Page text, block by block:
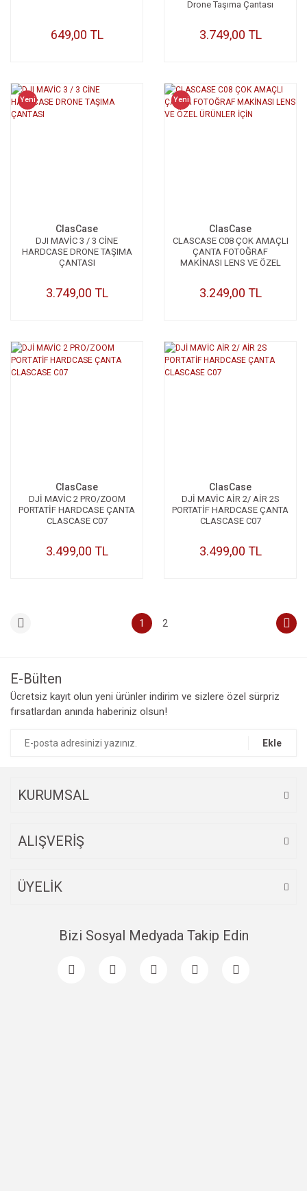
649,00 TL
Drone Taşıma Çantası
3.749,00 TL
Yeni
ClasCase
DJI MAVİC 3 / 3 CİNE
HARDCASE DRONE TAŞIMA
ÇANTASI
3.749,00 TL
Yeni
ClasCase
CLASCASE C08 ÇOK AMAÇLI
ÇANTA FOTOĞRAF
MAKİNASI LENS VE ÖZEL
3.249,00 TL
ClasCase
DJİ MAVİC 2 PRO/ZOOM
PORTATİF HARDCASE ÇANTA
CLASCASE C07
3.499,00 TL
ClasCase
DJİ MAVİC AİR 2/ AİR 2S
PORTATİF HARDCASE ÇANTA
CLASCASE C07
3.499,00 TL
1 2
E-Bülten
Ücretsiz kayıt olun yeni ürünler indirim ve sizlere özel sürpriz
fırsatlardan anında haberiniz olsun!
Ekle
KURUMSAL
ALIŞVERİŞ
ÜYELİK
Bizi Sosyal Medyada Takip Edin